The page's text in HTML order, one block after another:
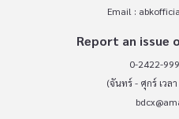
Email :
Report an issue
0-2422-
(จันทร์ - ศุกร์ เวล